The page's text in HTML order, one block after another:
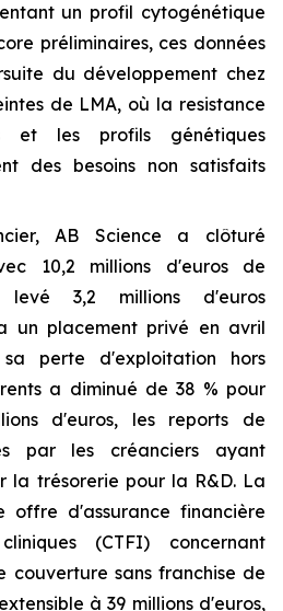
un profil cytogénétique
préliminaires, ces données
du développement chez
de LMA, où la resistance
et les profils génétiques
des besoins non satisfaits
AB Science a clôturé
10,2 millions d'euros de
3,2 millions d'euros
un placement privé en avril
perte d'exploitation hors
a diminué de 38 % pour
d'euros, les reports de
par les créanciers ayant
la trésorerie pour la R&D. La
offre d'assurance financière
(CTFI) concernant
couverture sans franchise de
à 39 millions d'euros,